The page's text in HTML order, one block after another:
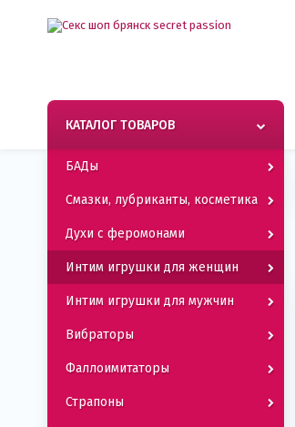
КАТАЛОГ ТОВАРОВ
БАДы
Смазки, лубриканты, косметика
Духи с феромонами
Интим игрушки для женщин
Интим игрушки для мужчин
Вибраторы
Фаллоимитаторы
Страпоны